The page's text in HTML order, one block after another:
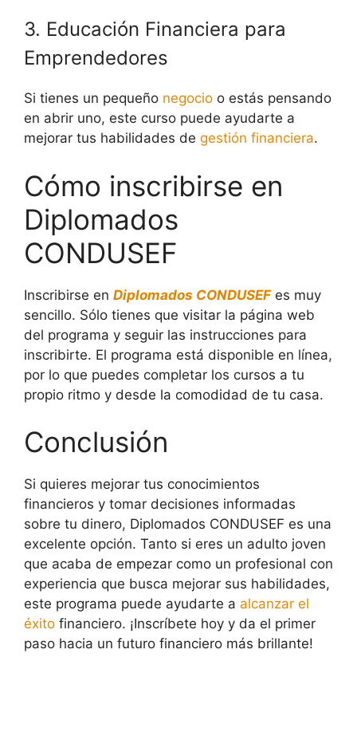
3. Educación Financiera para
Emprendedores
Si tienes un pequeño negocio o estás pensando
en abrir uno, este curso puede ayudarte a
mejorar tus habilidades de gestión financiera.
Cómo inscribirse en
Diplomados
CONDUSEF
Inscribirse en Diplomados CONDUSEFes muy
sencillo. Sólo tienes que visitar la página web
del programa y seguir las instrucciones para
inscribirte. El programa está disponible en línea,
por lo que puedes completar los cursos a tu
propio ritmo y desde la comodidad de tu casa.
Conclusión
Si quieres mejorar tus conocimientos
financieros y tomar decisiones informadas
sobre tu dinero, Diplomados CONDUSEF es una
excelente opción. Tanto si eres un adulto joven
que acaba de empezar como un profesional con
experiencia que busca mejorar sus habilidades,
este programa puede ayudarte a alcanzar el
éxito financiero. ¡Inscríbete hoy y da el primer
paso hacia un futuro financiero más brillante!